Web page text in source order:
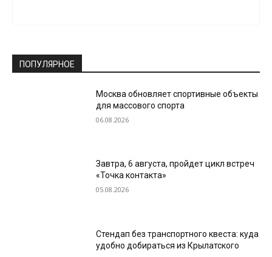
ПОПУЛЯРНОЕ
Москва обновляет спортивные объекты
для массового спорта
06.08.2026
Завтра, 6 августа, пройдет цикл встреч
«Точка контакта»
05.08.2026
Стендап без транспортного квеста: куда
удобно добираться из Крылатского